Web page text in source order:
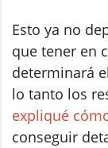
Esto ya no
que tener en
determinará
lo tanto los
expliqué
conseguir